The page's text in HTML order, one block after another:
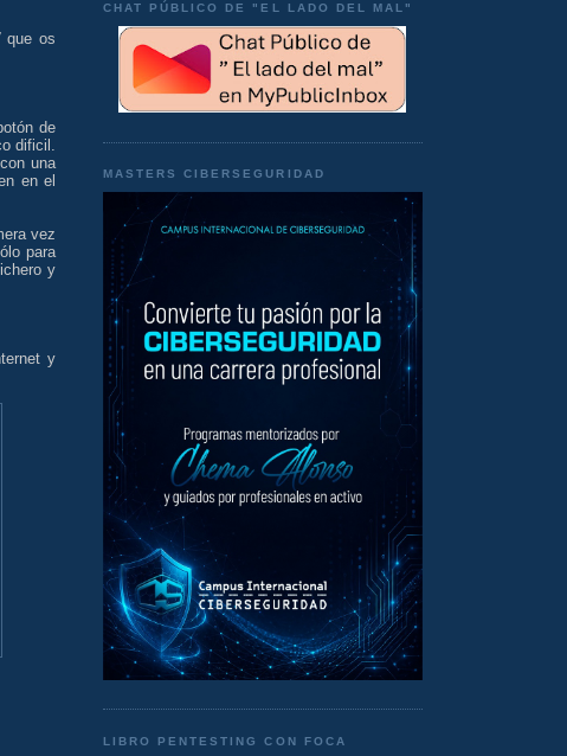
que os
de
dificil.
una
en el
vez
para
y
y
CHAT PÚBLICO DE "EL LADO DEL MAL"
MASTERS CIBERSEGURIDAD
LIBRO PENTESTING CON FOCA